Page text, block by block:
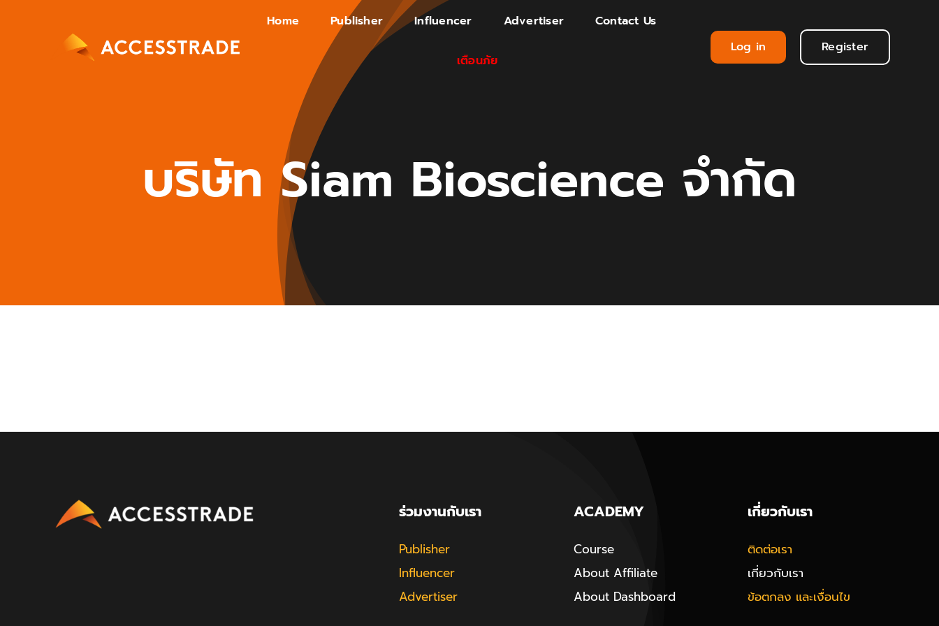
Home Publisher Influencer Advertiser Contact Us
เตือนภัย
Log in Register
บริษัท Siam Bioscience จำกัด
ร่วมงานกับเรา
Publisher
Influencer
Advertiser
ACADEMY
Course
About Affiliate
About Dashboard
เกี่ยวกับเรา
ติดต่อเรา
เกี่ยวกับเรา
ข้อตกลง และเงื่อนไข